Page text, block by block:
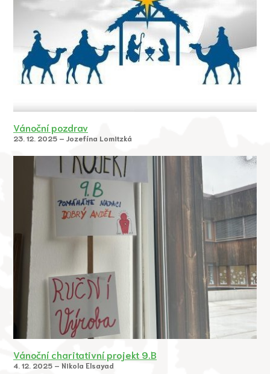
Vánoční pozdrav
23. 12. 2025 – Jozefína Lomitzká
Vánoční charitativní projekt 9.B
4. 12. 2025 – Nikola Elsayad